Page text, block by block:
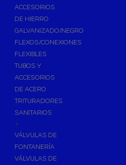
ACCESORIOS
DE HIERRO
GALVANIZADO/NEGRO
FLEXOS/CONEXIONES
FLEXIBLES
TUBOS Y
ACCESORIOS
DE ACERO
TRITURADORES
SANITARIOS
+
VÁLVULAS DE
FONTANERÍA
VÁLVULAS DE